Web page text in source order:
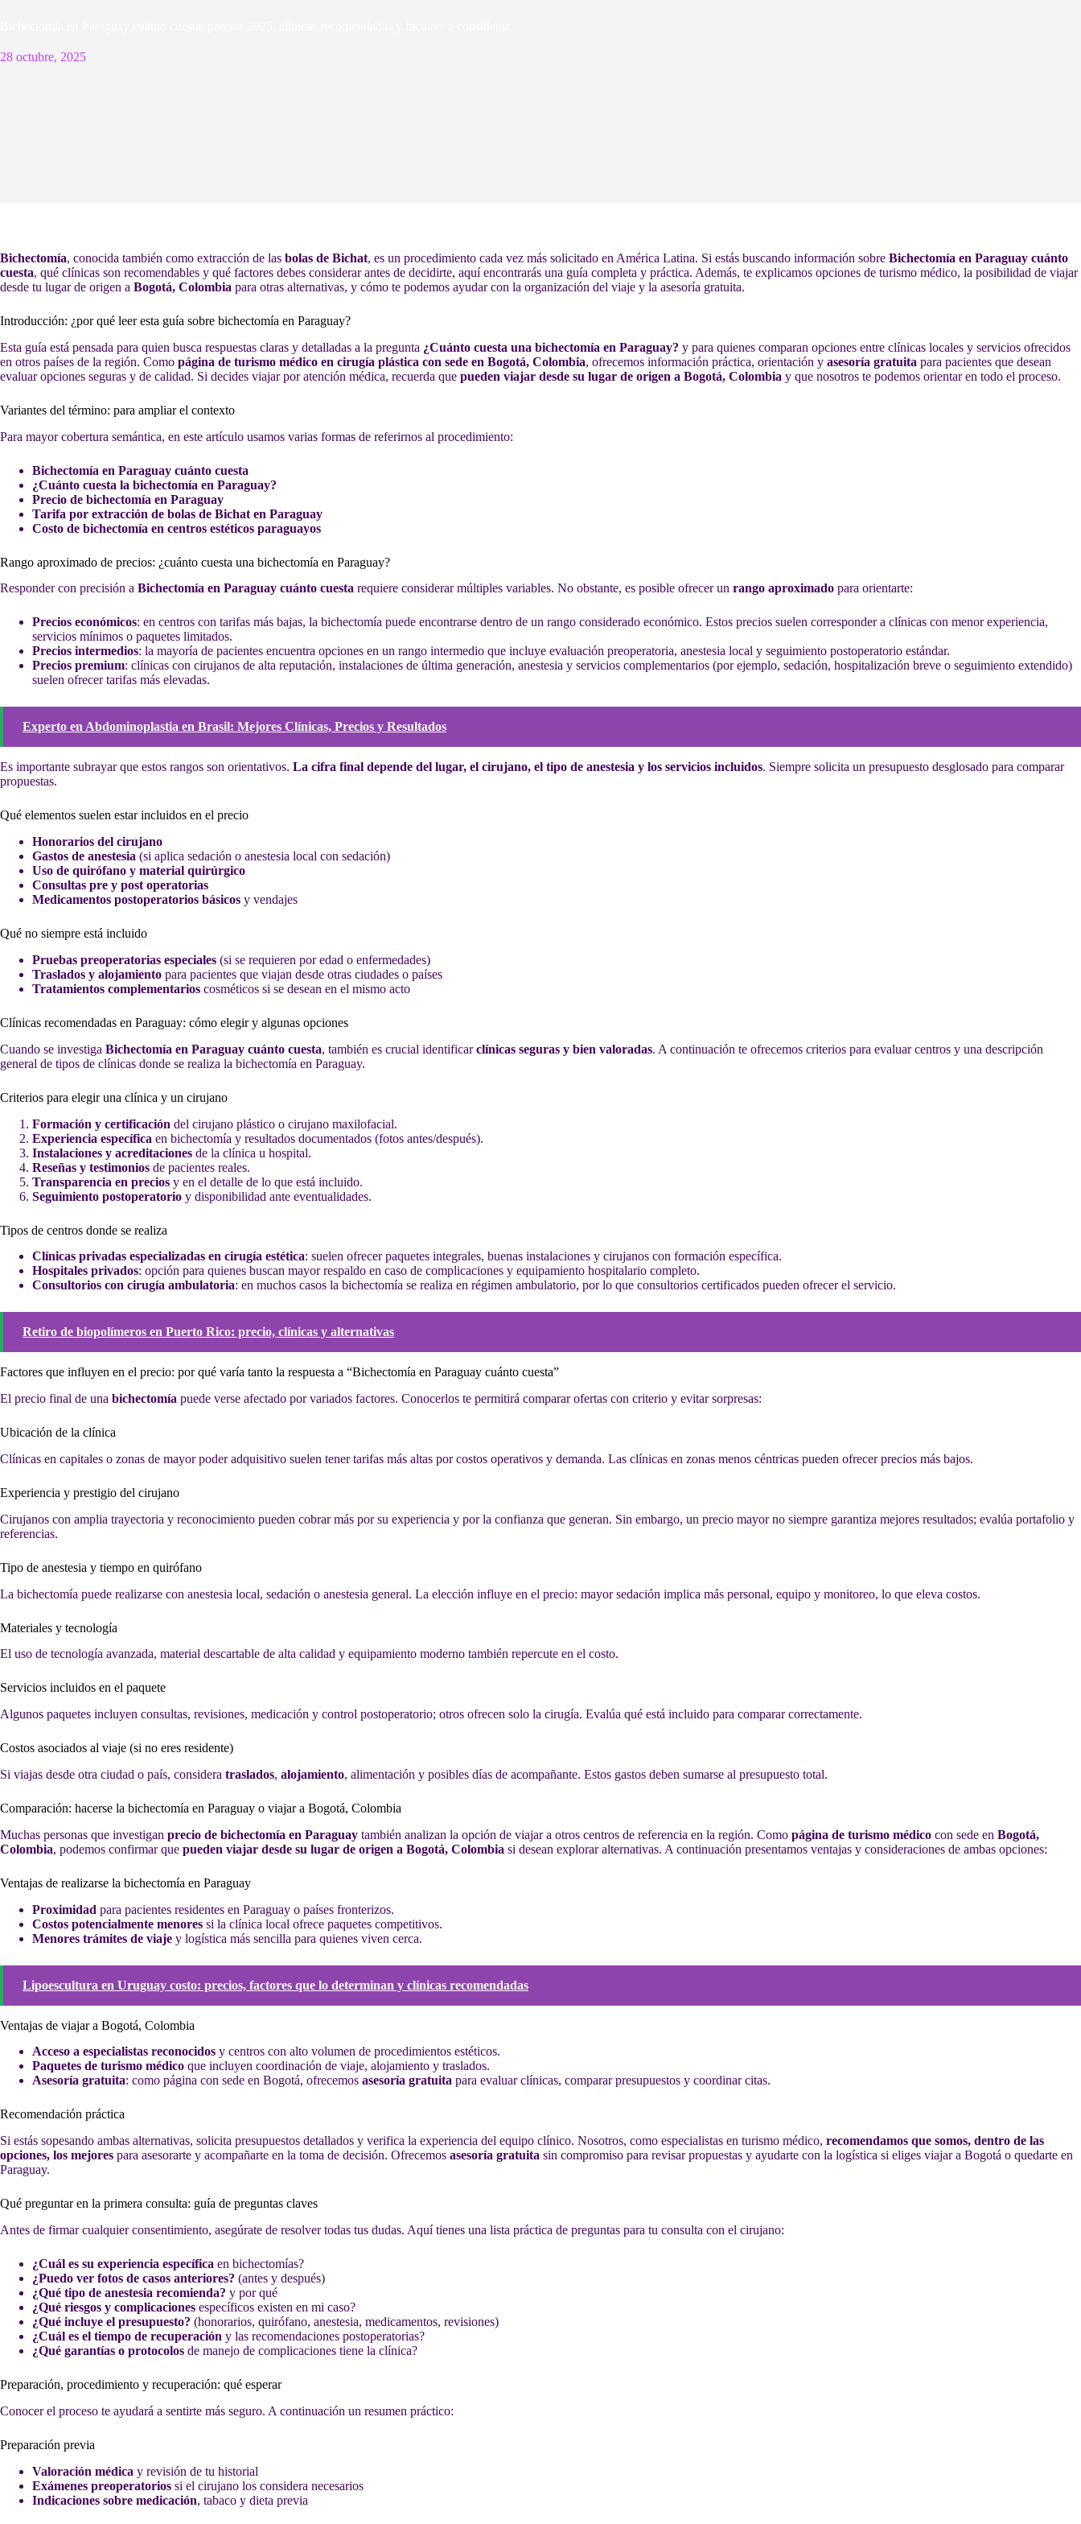
28 octubre, 2025
Bichectomía, conocida también como extracción de las bolas de Bichat, es un procedimiento cada vez más solicitado en América Latina. Si estás buscando información sobre Bichectomía en Paraguay cuánto
cuesta, qué clínicas son recomendables y qué factores debes considerar antes de decidirte, aquí encontrarás una guía completa y práctica. Además, te explicamos opciones de turismo médico, la posibilidad de viajar
desde tu lugar de origen a Bogotá, Colombia para otras alternativas, y cómo te podemos ayudar con la organización del viaje y la asesoría gratuita.
Introducción: ¿por qué leer esta guía sobre bichectomía en Paraguay?
Esta guía está pensada para quien busca respuestas claras y detalladas a la pregunta ¿Cuánto cuesta una bichectomía en Paraguay? y para quienes comparan opciones entre clínicas locales y servicios ofrecidos
en otros países de la región. Como página de turismo médico en cirugía plástica con sede en Bogotá, Colombia, ofrecemos información práctica, orientación y asesoría gratuita para pacientes que desean
evaluar opciones seguras y de calidad. Si decides viajar por atención médica, recuerda que pueden viajar desde su lugar de origen a Bogotá, Colombia y que nosotros te podemos orientar en todo el proceso.
Variantes del término: para ampliar el contexto
Para mayor cobertura semántica, en este artículo usamos varias formas de referirnos al procedimiento:
Bichectomía en Paraguay cuánto cuesta
¿Cuánto cuesta la bichectomía en Paraguay?
Precio de bichectomía en Paraguay
Tarifa por extracción de bolas de Bichat en Paraguay
Costo de bichectomía en centros estéticos paraguayos
Rango aproximado de precios: ¿cuánto cuesta una bichectomía en Paraguay?
Responder con precisión a Bichectomía en Paraguay cuánto cuesta requiere considerar múltiples variables. No obstante, es posible ofrecer un rango aproximado para orientarte:
Precios económicos: en centros con tarifas más bajas, la bichectomía puede encontrarse dentro de un rango considerado económico. Estos precios suelen corresponder a clínicas con menor experiencia,
servicios mínimos o paquetes limitados.
Precios intermedios: la mayoría de pacientes encuentra opciones en un rango intermedio que incluye evaluación preoperatoria, anestesia local y seguimiento postoperatorio estándar.
Precios premium: clínicas con cirujanos de alta reputación, instalaciones de última generación, anestesia y servicios complementarios (por ejemplo, sedación, hospitalización breve o seguimiento extendido)
suelen ofrecer tarifas más elevadas.
Experto en Abdominoplastia en Brasil: Mejores Clínicas, Precios y Resultados
Es importante subrayar que estos rangos son orientativos. La cifra final depende del lugar, el cirujano, el tipo de anestesia y los servicios incluidos. Siempre solicita un presupuesto desglosado para comparar
propuestas.
Qué elementos suelen estar incluidos en el precio
Honorarios del cirujano
Gastos de anestesia (si aplica sedación o anestesia local con sedación)
Uso de quirófano y material quirúrgico
Consultas pre y post operatorias
Medicamentos postoperatorios básicos y vendajes
Qué no siempre está incluido
Pruebas preoperatorias especiales (si se requieren por edad o enfermedades)
Traslados y alojamiento para pacientes que viajan desde otras ciudades o países
Tratamientos complementarios cosméticos si se desean en el mismo acto
Clínicas recomendadas en Paraguay: cómo elegir y algunas opciones
Cuando se investiga Bichectomía en Paraguay cuánto cuesta, también es crucial identificarclínicas seguras y bien valoradas. A continuación te ofrecemos criterios para evaluar centros y una descripción
general de tipos de clínicas donde se realiza la bichectomía en Paraguay.
Criterios para elegir una clínica y un cirujano
Formación y certificación del cirujano plástico o cirujano maxilofacial.
Experiencia específica en bichectomía y resultados documentados (fotos antes/después).
Instalaciones y acreditaciones de la clínica u hospital.
Reseñas y testimonios de pacientes reales.
Transparencia en precios y en el detalle de lo que está incluido.
Seguimiento postoperatorio y disponibilidad ante eventualidades.
Tipos de centros donde se realiza
Clínicas privadas especializadas en cirugía estética: suelen ofrecer paquetes integrales, buenas instalaciones y cirujanos con formación específica.
Hospitales privados: opción para quienes buscan mayor respaldo en caso de complicaciones y equipamiento hospitalario completo.
Consultorios con cirugía ambulatoria: en muchos casos la bichectomía se realiza en régimen ambulatorio, por lo que consultorios certificados pueden ofrecer el servicio.
Retiro de biopolímeros en Puerto Rico: precio, clínicas y alternativas
Factores que influyen en el precio: por qué varía tanto la respuesta a “Bichectomía en Paraguay cuánto cuesta”
El precio final de una bichectomía puede verse afectado por variados factores. Conocerlos te permitirá comparar ofertas con criterio y evitar sorpresas:
Ubicación de la clínica
Clínicas en capitales o zonas de mayor poder adquisitivo suelen tener tarifas más altas por costos operativos y demanda. Las clínicas en zonas menos céntricas pueden ofrecer precios más bajos.
Experiencia y prestigio del cirujano
Cirujanos con amplia trayectoria y reconocimiento pueden cobrar más por su experiencia y por la confianza que generan. Sin embargo, un precio mayor no siempre garantiza mejores resultados; evalúa portafolio y
referencias.
Tipo de anestesia y tiempo en quirófano
La bichectomía puede realizarse con anestesia local, sedación o anestesia general. La elección influye en el precio: mayor sedación implica más personal, equipo y monitoreo, lo que eleva costos.
Materiales y tecnología
El uso de tecnología avanzada, material descartable de alta calidad y equipamiento moderno también repercute en el costo.
Servicios incluidos en el paquete
Algunos paquetes incluyen consultas, revisiones, medicación y control postoperatorio; otros ofrecen solo la cirugía. Evalúa qué está incluido para comparar correctamente.
Costos asociados al viaje (si no eres residente)
Si viajas desde otra ciudad o país, considera traslados, alojamiento, alimentación y posibles días de acompañante. Estos gastos deben sumarse al presupuesto total.
Comparación: hacerse la bichectomía en Paraguay o viajar a Bogotá, Colombia
Muchas personas que investigan precio de bichectomía en Paraguay también analizan la opción de viajar a otros centros de referencia en la región. Como página de turismo médico con sede en Bogotá,
Colombia, podemos confirmar que pueden viajar desde su lugar de origen a Bogotá, Colombia si desean explorar alternativas. A continuación presentamos ventajas y consideraciones de ambas opciones:
Ventajas de realizarse la bichectomía en Paraguay
Proximidad para pacientes residentes en Paraguay o países fronterizos.
Costos potencialmente menores si la clínica local ofrece paquetes competitivos.
Menores trámites de viaje y logística más sencilla para quienes viven cerca.
Lipoescultura en Uruguay costo: precios, factores que lo determinan y clínicas recomendadas
Ventajas de viajar a Bogotá, Colombia
Acceso a especialistas reconocidos y centros con alto volumen de procedimientos estéticos.
Paquetes de turismo médico que incluyen coordinación de viaje, alojamiento y traslados.
Asesoría gratuita: como página con sede en Bogotá, ofrecemos asesoría gratuita para evaluar clínicas, comparar presupuestos y coordinar citas.
Recomendación práctica
Si estás sopesando ambas alternativas, solicita presupuestos detallados y verifica la experiencia del equipo clínico. Nosotros, como especialistas en turismo médico, recomendamos que somos, dentro de las
opciones, los mejores para asesorarte y acompañarte en la toma de decisión. Ofrecemos asesoría gratuita sin compromiso para revisar propuestas y ayudarte con la logística si eliges viajar a Bogotá o quedarte en
Paraguay.
Qué preguntar en la primera consulta: guía de preguntas claves
Antes de firmar cualquier consentimiento, asegúrate de resolver todas tus dudas. Aquí tienes una lista práctica de preguntas para tu consulta con el cirujano:
¿Cuál es su experiencia específica en bichectomías?
¿Puedo ver fotos de casos anteriores? (antes y después)
¿Qué tipo de anestesia recomienda? y por qué
¿Qué riesgos y complicaciones específicos existen en mi caso?
¿Qué incluye el presupuesto? (honorarios, quirófano, anestesia, medicamentos, revisiones)
¿Cuál es el tiempo de recuperación y las recomendaciones postoperatorias?
¿Qué garantías o protocolos de manejo de complicaciones tiene la clínica?
Preparación, procedimiento y recuperación: qué esperar
Conocer el proceso te ayudará a sentirte más seguro. A continuación un resumen práctico:
Preparación previa
Valoración médica y revisión de tu historial
Exámenes preoperatorios si el cirujano los considera necesarios
Indicaciones sobre medicación, tabaco y dieta previa